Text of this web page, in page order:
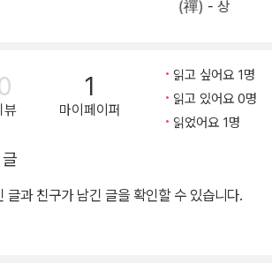
(禪) - 상
뷰
1
마이페이퍼
읽고 싶어요 1명
읽고 있어요 0명
읽었어요 1명
글과 친구가 남긴 글을 확인할 수 있습니다.